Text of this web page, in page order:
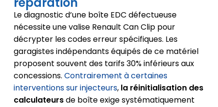
Le diagnostic d’une boîte EDC défectueuse
nécessite une valise Renault Can Clip pour
décrypter les codes erreur spécifiques. Les
garagistes indépendants équipés de ce matériel
proposent souvent des tarifs 30% inférieurs aux
concessions. Contrairement à certaines
interventions sur injecteurs, la réinitialisation des
calculateursde boîte exige systématiquement